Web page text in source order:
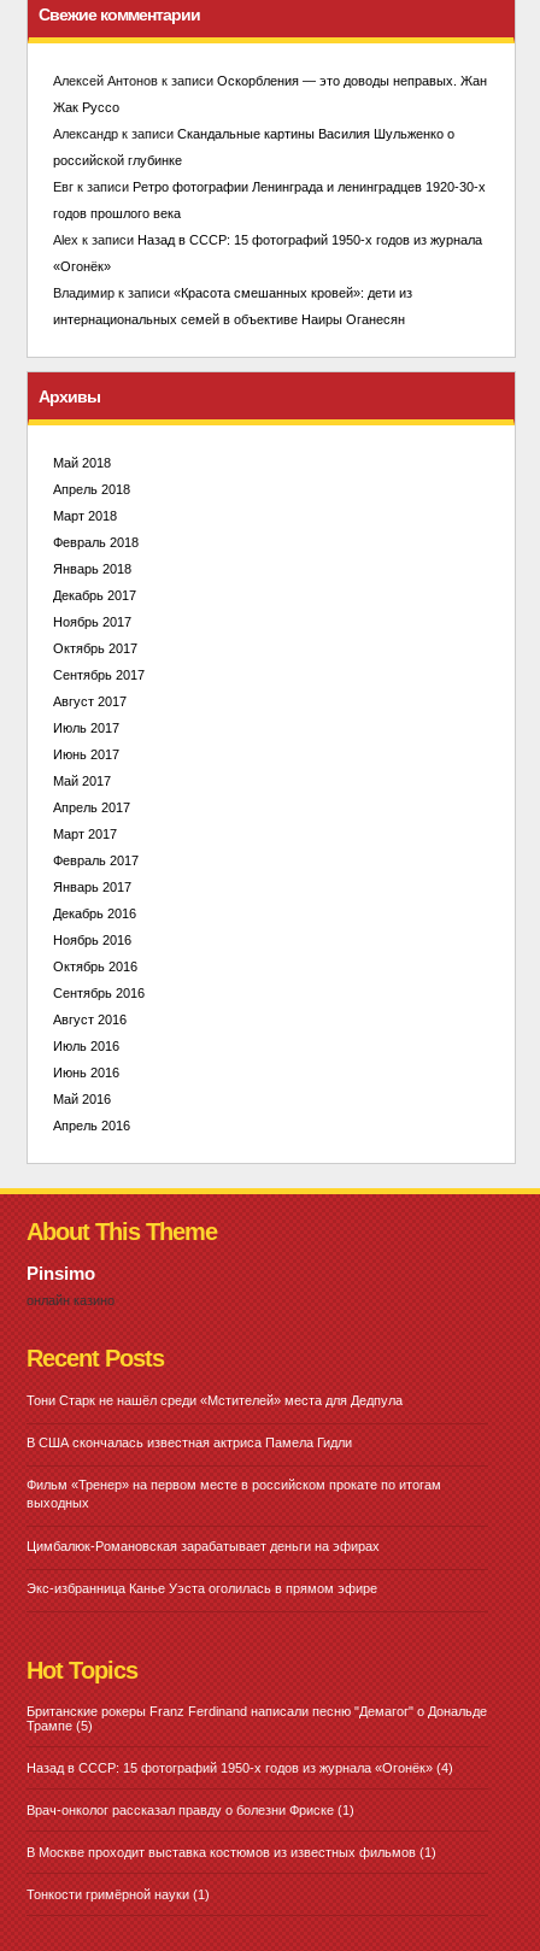
Свежие комментарии
Алексей Антоновк записи Оскорбления — это доводы неправых. Жан
Жак Руссо
Александрк записи Скандальные картины Василия Шульженко о
российской глубинке
Евгк записи Ретро фотографии Ленинграда и ленинградцев 1920-30-х
годов прошлого века
Alex к записи Назад в СССР: 15 фотографий 1950-х годов из журнала
«Огонёк»
Владимирк записи «Красота смешанных кровей»: дети из
интернациональных семей в объективе Наиры Оганесян
Архивы
Май 2018
Апрель 2018
Март 2018
Февраль 2018
Январь 2018
Декабрь 2017
Ноябрь 2017
Октябрь 2017
Сентябрь 2017
Август 2017
Июль 2017
Июнь 2017
Май 2017
Апрель 2017
Март 2017
Февраль 2017
Январь 2017
Декабрь 2016
Ноябрь 2016
Октябрь 2016
Сентябрь 2016
Август 2016
Июль 2016
Июнь 2016
Май 2016
Апрель 2016
About This Theme
Pinsimo
онлайн казино
Recent Posts
Тони Старк не нашёл среди «Мстителей» места для Дедпула
В США скончалась известная актриса Памела Гидли
Фильм «Тренер» на первом месте в российском прокате по итогам
выходных
Цимбалюк-Романовская зарабатывает деньги на эфирах
Экс-избранница Канье Уэста оголилась в прямом эфире
Hot Topics
Британские рокеры Franz Ferdinand написали песню "Демагог" о Дональде
Трампе (5)
Назад в СССР: 15 фотографий 1950-х годов из журнала «Огонёк» (4)
Врач-онколог рассказал правду о болезни Фриске (1)
В Москве проходит выставка костюмов из известных фильмов (1)
Тонкости гримёрной науки (1)